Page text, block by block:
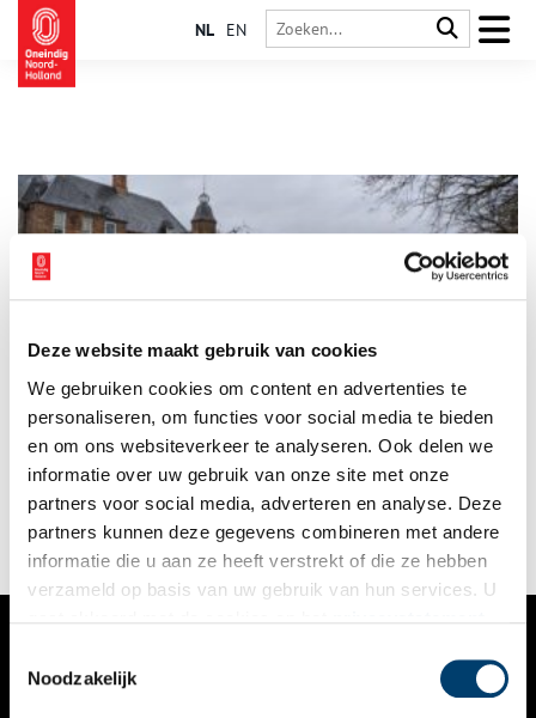
Deze website maakt gebruik van cookies
We gebruiken cookies om content en advertenties te
personaliseren, om functies voor social media te bieden
en om ons websiteverkeer te analyseren. Ook delen we
informatie over uw gebruik van onze site met onze
partners voor social media, adverteren en analyse. Deze
partners kunnen deze gegevens combineren met andere
informatie die u aan ze heeft verstrekt of die ze hebben
verzameld op basis van uw gebruik van hun services. U
Noodzakelijk
NL EN
Het buitenplaatsenlandschap langs de Vecht begint bij Slot
Zuylen. Hoewel het kasteel een echte Utrechtse geschiedenis
heeft, is het ontworpen door een Amsterdamse architect. Elke
volgende generatie bewoners paste de inrichting vervolgens
naar eigen smaak aan.
VERHALEN